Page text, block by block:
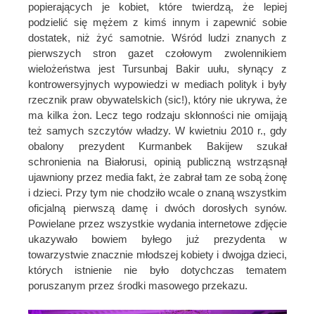
popierających je kobiet, które twierdzą, że lepiej
podzielić się mężem z kimś innym i zapewnić sobie
dostatek, niż żyć samotnie. Wśród ludzi znanych z
pierwszych stron gazet czołowym zwolennikiem
wielożeństwa jest Tursunbaj Bakir uułu, słynący z
kontrowersyjnych wypowiedzi w mediach polityk i były
rzecznik praw obywatelskich (sic!), który nie ukrywa, że
ma kilka żon. Lecz tego rodzaju skłonności nie omijają
też samych szczytów władzy. W kwietniu 2010 r., gdy
obalony prezydent Kurmanbek Bakijew szukał
schronienia na Białorusi, opinią publiczną wstrząsnął
ujawniony przez media fakt, że zabrał tam ze sobą żonę
i dzieci. Przy tym nie chodziło wcale o znaną wszystkim
oficjalną pierwszą damę i dwóch dorosłych synów.
Powielane przez wszystkie wydania internetowe zdjęcie
ukazywało bowiem byłego już prezydenta w
towarzystwie znacznie młodszej kobiety i dwojga dzieci,
których istnienie nie było dotychczas tematem
poruszanym przez środki masowego przekazu.